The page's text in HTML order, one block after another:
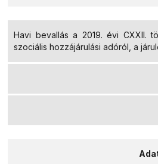
Havi bevallás a 2019. évi CXXII.
szociális hozzájárulási adóról, a